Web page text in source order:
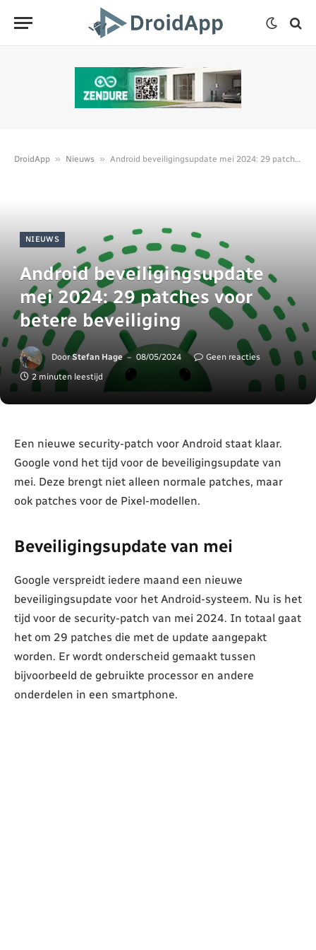
DroidApp » Nieuws » Android beveiligingsupdate mei 2024: 29 patches voor betere beveiliging
NIEUWS
Android beveiligingsupdate
mei 2024: 29 patches voor
betere beveiliging
Door Stefan Hage 08/05/2024
Geen reacties
2 minuten leestijd
Een nieuwe security-patch voor Android staat klaar.
Google vond het tijd voor de beveiligingsupdate van
mei. Deze brengt niet alleen normale patches, maar
ook patches voor de Pixel-modellen.
Beveiligingsupdate van mei
Google verspreidt iedere maand een nieuwe
beveiligingsupdate voor het Android-systeem. Nu is het
tijd voor de security-patch van mei 2024. In totaal gaat
het om 29 patches die met de update aangepakt
worden. Er wordt onderscheid gemaakt tussen
bijvoorbeeld de gebruikte processor en andere
onderdelen in een smartphone.